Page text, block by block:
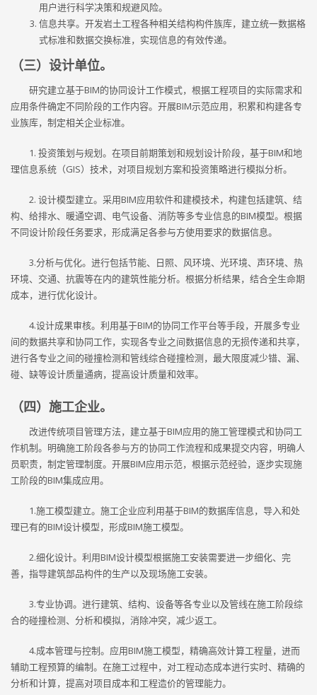
用户进行科学决策和规避风险。
信息共享。开发岩土工程各种相关结构构件族库，建立统一数据格
式标准和数据交换标准，实现信息的有效传递。
（三）设计单位。
研究建立基于BIM的协同设计工作模式，根据工程项目的实际需求和
应用条件确定不同阶段的工作内容。开展BIM示范应用，积累和构建各专
业族库，制定相关企业标准。
1. 投资策划与规划。在项目前期策划和规划设计阶段，基于BIM和地
理信息系统（GIS）技术，对项目规划方案和投资策略进行模拟分析。
2. 设计模型建立。采用BIM应用软件和建模技术，构建包括建筑、结
构、给排水、暖通空调、电气设备、消防等多专业信息的BIM模型。根据
不同设计阶段任务要求，形成满足各参与方使用要求的数据信息。
3.分析与优化。进行包括节能、日照、风环境、光环境、声环境、热
环境、交通、抗震等在内的建筑性能分析。根据分析结果，结合全生命期
成本，进行优化设计。
4.设计成果审核。利用基于BIM的协同工作平台等手段，开展多专业
间的数据共享和协同工作，实现各专业之间数据信息的无损传递和共享，
进行各专业之间的碰撞检测和管线综合碰撞检测，最大限度减少错、漏、
碰、缺等设计质量通病，提高设计质量和效率。
（四）施工企业。
改进传统项目管理方法，建立基于BIM应用的施工管理模式和协同工
作机制。明确施工阶段各参与方的协同工作流程和成果提交内容，明确人
员职责，制定管理制度。开展BIM应用示范，根据示范经验，逐步实现施
工阶段的BIM集成应用。
1.施工模型建立。施工企业应利用基于BIM的数据库信息，导入和处
理已有的BIM设计模型，形成BIM施工模型。
2.细化设计。利用BIM设计模型根据施工安装需要进一步细化、完
善，指导建筑部品构件的生产以及现场施工安装。
3.专业协调。进行建筑、结构、设备等各专业以及管线在施工阶段综
合的碰撞检测、分析和模拟，消除冲突，减少返工。
4.成本管理与控制。应用BIM施工模型，精确高效计算工程量，进而
辅助工程预算的编制。在施工过程中，对工程动态成本进行实时、精确的
分析和计算，提高对项目成本和工程造价的管理能力。